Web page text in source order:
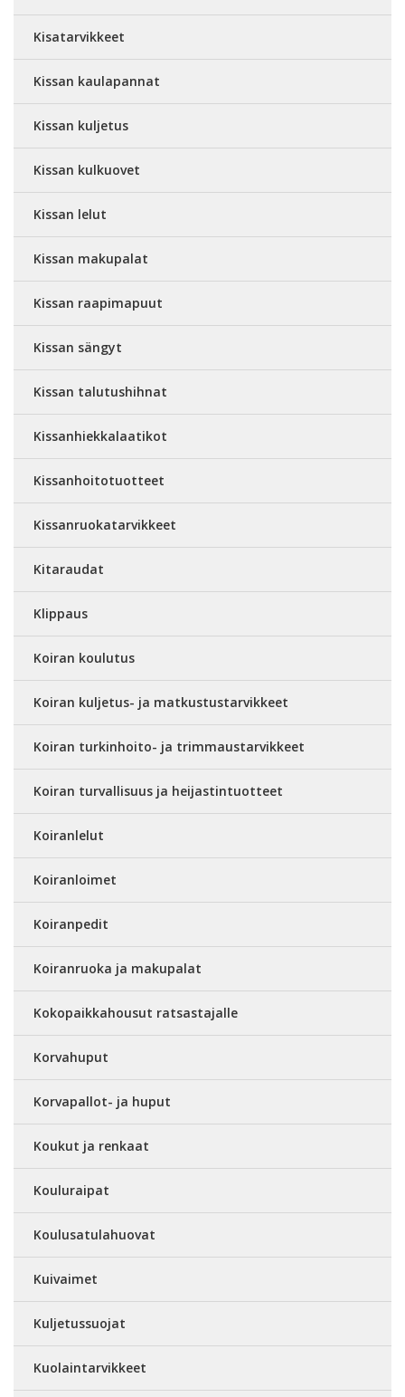
Kisatarvikkeet
Kissan kaulapannat
Kissan kuljetus
Kissan kulkuovet
Kissan lelut
Kissan makupalat
Kissan raapimapuut
Kissan sängyt
Kissan talutushihnat
Kissanhiekkalaatikot
Kissanhoitotuotteet
Kissanruokatarvikkeet
Kitaraudat
Klippaus
Koiran koulutus
Koiran kuljetus- ja matkustustarvikkeet
Koiran turkinhoito- ja trimmaustarvikkeet
Koiran turvallisuus ja heijastintuotteet
Koiranlelut
Koiranloimet
Koiranpedit
Koiranruoka ja makupalat
Kokopaikkahousut ratsastajalle
Korvahuput
Korvapallot- ja huput
Koukut ja renkaat
Kouluraipat
Koulusatulahuovat
Kuivaimet
Kuljetussuojat
Kuolaintarvikkeet